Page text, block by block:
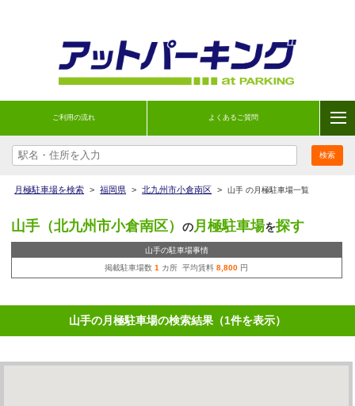
ご利用の流れ よくあるご質問
月極駐車場を検索 > 福岡県 > 北九州市小倉南区 > 山手 の月極駐車場一覧
山手（北九州市小倉南区） の月極駐車場を探す
山手の駐車場事情
掲載駐車場数1 カ所 平均賃料8,800 円
山手の月極駐車場の検索結果（1件を表示）